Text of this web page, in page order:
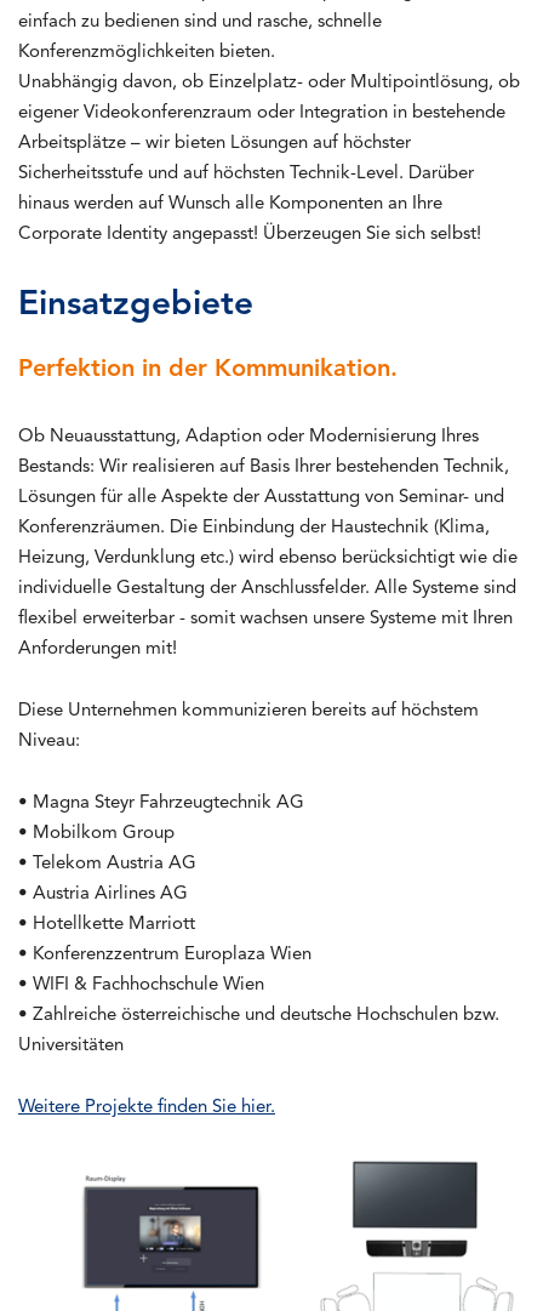
einfach zu bedienen sind und rasche, schnelle
Konferenzmöglichkeiten bieten.
Unabhängig davon, ob Einzelplatz- oder Multipointlösung, ob
eigener Videokonferenzraum oder Integration in bestehende
Arbeitsplätze – wir bieten Lösungen auf höchster
Sicherheitsstufe und auf höchsten Technik-Level. Darüber
hinaus werden auf Wunsch alle Komponenten an Ihre
Corporate Identity angepasst! Überzeugen Sie sich selbst!
Einsatzgebiete
Perfektion in der Kommunikation.
Ob Neuausstattung, Adaption oder Modernisierung Ihres
Bestands: Wir realisieren auf Basis Ihrer bestehenden Technik,
Lösungen für alle Aspekte der Ausstattung von Seminar- und
Konferenzräumen. Die Einbindung der Haustechnik (Klima,
Heizung, Verdunklung etc.) wird ebenso berücksichtigt wie die
individuelle Gestaltung der Anschlussfelder. Alle Systeme sind
flexibel erweiterbar - somit wachsen unsere Systeme mit Ihren
Anforderungen mit!
Diese Unternehmen kommunizieren bereits auf höchstem
Niveau:
• Magna Steyr Fahrzeugtechnik AG
• Mobilkom Group
• Telekom Austria AG
• Austria Airlines AG
• Hotellkette Marriott
• Konferenzzentrum Europlaza Wien
• WIFI & Fachhochschule Wien
• Zahlreiche österreichische und deutsche Hochschulen bzw.
Universitäten
Weitere Projekte finden Sie hier.